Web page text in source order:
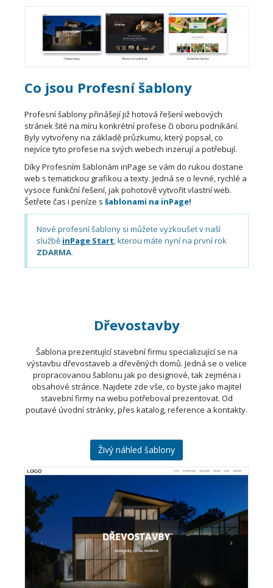
Co jsou Profesní šablony
Profesní šablony přinášejí již hotová řešení webových
stránek šité na míru konkrétní profese či oboru podnikání.
Byly vytvořeny na základě průzkumu, který popsal, co
nejvíce tyto profese na svých webech inzerují a potřebují.
Díky Profesním šablonám inPage se vám do rukou dostane
web s tematickou grafikou a texty. Jedná se o levné, rychlé a
vysoce funkční řešení, jak pohotově vytvořit vlastní web.
Šetřete čas i peníze s šablonami na inPage!
Nové profesní šablony si můžete vyzkoušet v naší
službě inPage Start, kterou máte nyní na první rok
ZDARMA.
Dřevostavby
Šablona prezentující stavební firmu specializující se na
výstavbu dřevostaveb a dřevěných domů. Jedná se o velice
propracovanou šablonu jak po designové, tak zejména i
obsahové stránce. Najdete zde vše, co byste jako majitel
stavební firmy na webu potřeboval prezentovat. Od
poutavé úvodní stránky, přes katalog, reference a kontakty.
Živý náhled šablony